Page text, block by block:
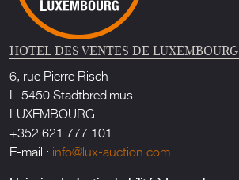
HOTEL DES VENTES DE LUXEMBOURG
6, rue Pierre Risch
L-5450 Stadtbredimus
LUXEMBOURG
+352 621 777 101
E-mail : info@lux-auction.com